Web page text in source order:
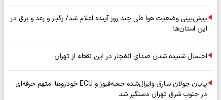
پیش‌بینی وضعیت هوا طی چند روز آینده اعلام شد/ رگبار و رعد و برق در
این استان‌ها
احتمال شنیده شدن صدای انفجار در این نقطه از تهران
پایان جولان سارق وایرال‌شده جعبه‌فیوز و ECU خودروها؛ متهم حرفه‌ای
در جنوب شرق تهران دستگیر شد